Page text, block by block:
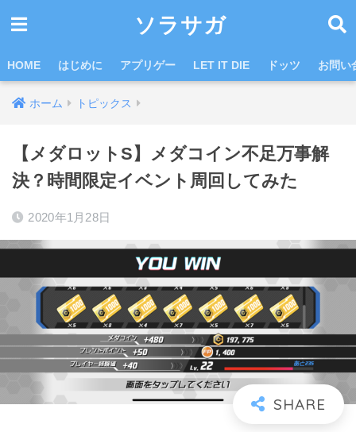
ソラサガ
HOME はじめに アプリゲー LET IT DIE ドッツ お問い
ホーム トピックス
【メダロットS】メダコイン不足万事解
決？時間限定イベント周回してみた
2020年1月28日